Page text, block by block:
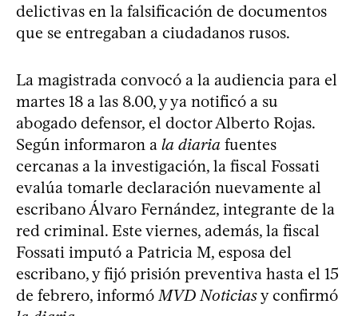
delictivas en la falsificación de documentos
que se entregaban a ciudadanos rusos.
La magistrada convocó a la audiencia para el
martes 18 a las 8.00, y ya notificó a su
abogado defensor, el doctor Alberto Rojas.
Según informaron a la diaria fuentes
cercanas a la investigación, la fiscal Fossati
evalúa tomarle declaración nuevamente al
escribano Álvaro Fernández, integrante de la
red criminal. Este viernes, además, la fiscal
Fossati imputó a Patricia M, esposa del
escribano, y fijó prisión preventiva hasta el 15
de febrero, informó MVD Noticiasy confirmó